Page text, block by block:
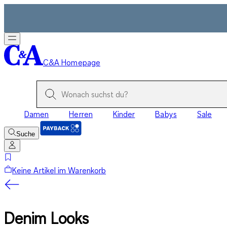
C&A Homepage
Damen Herren Kinder Babys Sale
Suche
Keine Artikel im Warenkorb
Denim Looks